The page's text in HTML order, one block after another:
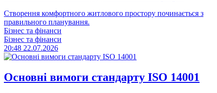
Створення комфортного житлового простору починається з
правильного планування.
Бізнес та фінанси
Бізнес та фінанси
20:48 22.07.2026
Основні вимоги стандарту ISO 14001